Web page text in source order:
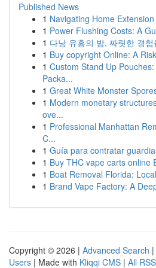
Published News
1 Navigating Home
1 Power Flushing Costs: A
1 다낭 유흥의 밤, 짜릿한 경
1 Buy copyright Online: A
1 Custom Stand Up
Packa...
1 Great White Monster
1 Modern monetary
ove...
1 Professional Manhattan
C...
1 Guía para contratar
1 Buy THC vape carts online
1 Boat Removal Florida:
1 Brand Vape Factory: A
Copyright © 2026 | Advanced Search |
Users | Made with Kliqqi CMS | All